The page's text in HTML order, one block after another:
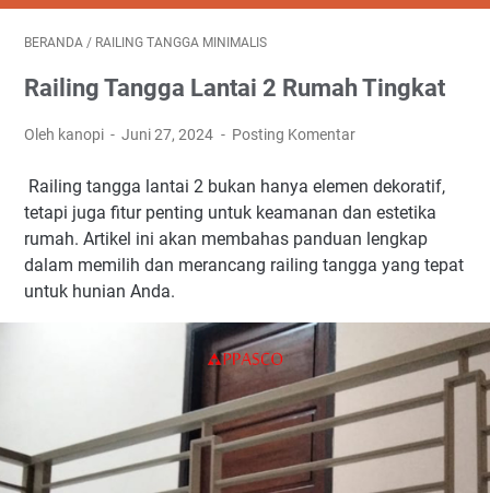
BERANDA / RAILING TANGGA MINIMALIS
Railing Tangga Lantai 2 Rumah Tingkat
Oleh kanopi Juni 27, 2024 Posting Komentar
Railing tangga lantai 2 bukan hanya elemen dekoratif,
tetapi juga fitur penting untuk keamanan dan estetika
rumah. Artikel ini akan membahas panduan lengkap
dalam memilih dan merancang railing tangga yang tepat
untuk hunian Anda.